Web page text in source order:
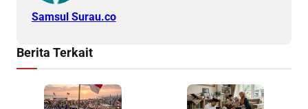
Samsul Surau.co
Berita Terkait